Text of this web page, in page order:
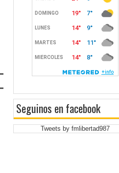
Seguinos en facebook
Tweets by fmlibertad987